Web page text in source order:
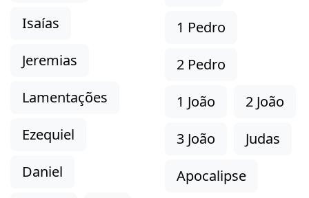
Isaías
Jeremias
Lamentações
Ezequiel
Daniel
1 Pedro
2 Pedro
1 João
2 João
3 João
Judas
Apocalipse